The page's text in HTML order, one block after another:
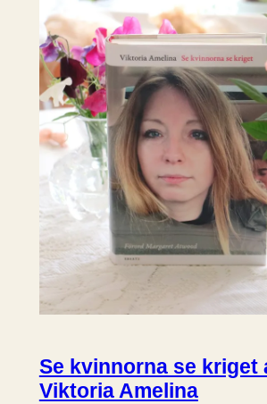
Se kvinnorna se kriget
Viktoria Amelina